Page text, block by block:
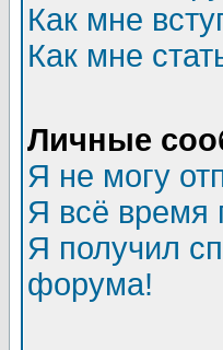
Как мне
Как мне
Личные
Я не могу
Я всё время
Я получил
форума!